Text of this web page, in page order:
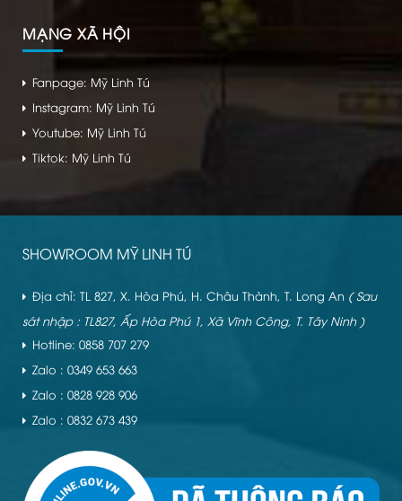
MẠNG XÃ HỘI
Fanpage: Mỹ Linh Tú
Instagram: Mỹ Linh Tú
Youtube: Mỹ Linh Tú
Tiktok: Mỹ Linh Tú
SHOWROOM MỸ LINH TÚ
Địa chỉ: TL 827, X. Hòa Phú, H. Châu Thành, T. Long An ( Sau
sát nhập : TL827, Ấp Hòa Phú 1, Xã Vĩnh Công, T. Tây Ninh )
Hotline: 0858 707 279
Zalo : 0349 653 663
Zalo : 0828 928 906
Zalo : 0832 673 439